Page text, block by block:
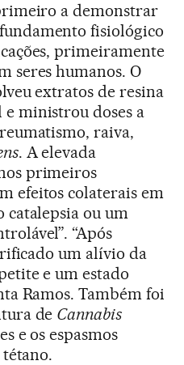
a demonstrar
fisiológico
primeiramente
seres humanos. O
extratos de resina
ministrou doses a
raiva,
. A elevada
primeiros
efeitos colaterais em
catalepsia ou um
“Após
um alívio da
e um estado
Ramos. Também foi
de Cannabis
e os espasmos
tétano.